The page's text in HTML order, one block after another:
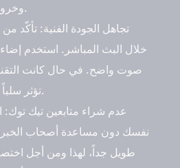
وخروج المشاهدين من البث.
تجاهل الجودة الفنية: تأكّد
خلال البث المباشر. استخدم
صوت واضح. في حال كانت
تؤثر سلباً على تجربة المشاهدين.
عدم شراء متابعين تيك توك:
نفسك دون مساعدة أصحاب
طويل جداً، لهذا ومن أجل